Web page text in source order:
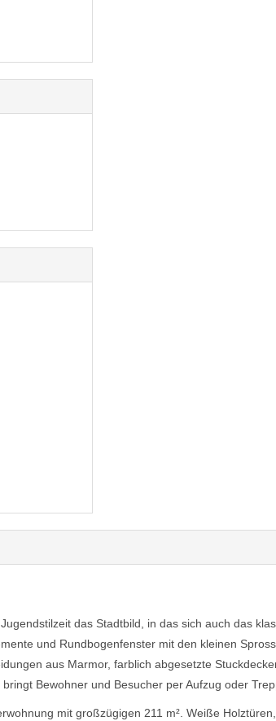
das Stadtbild, in das sich auch das
und Rundbogenfenster mit den kleinen
aus Marmor, farblich abgesetzte
Bewohner und Besucher per Aufzug oder
mit großzügigen 211 m². Weiße